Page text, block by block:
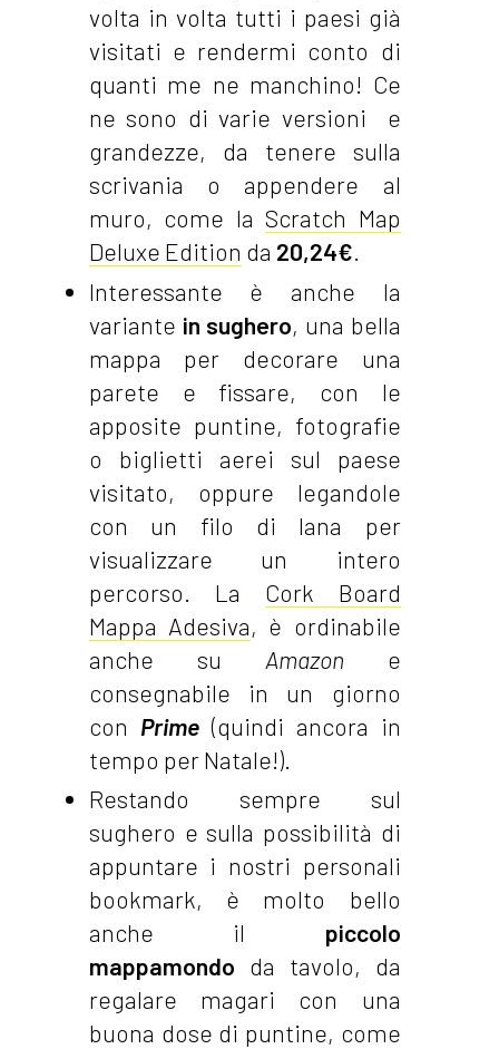
volta in volta tutti i paesi già
visitati e rendermi conto di
quanti me ne manchino! Ce
ne sono di varie versioni e
grandezze, da tenere sulla
scrivania o appendere al
muro, come laScratch Map
Deluxe Edition da 20,24€.
Interessante è anche la
variante in sughero, una bella
mappa per decorare una
parete e fissare, con le
apposite puntine, fotografie
o biglietti aerei sul paese
visitato, oppure legandole
con un filo di lana per
visualizzare un intero
percorso. La Cork Board
Mappa Adesiva, è ordinabile
anche su Amazon e
consegnabile in un giorno
con Prime(quindi ancora in
tempo per Natale!).
Restando sempre sul
sughero e sulla possibilità di
appuntare i nostri personali
bookmark, è molto bello
anche il piccolo
mappamondo da tavolo, da
regalare magari con una
buona dose di puntine, come